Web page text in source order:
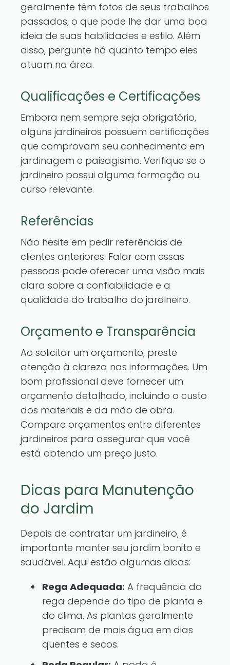
geralmente têm fotos de seus trabalhos
passados, o que pode lhe dar uma boa
ideia de suas habilidades e estilo. Além
disso, pergunte há quanto tempo eles
atuam na área.
Qualificações e Certificações
Embora nem sempre seja obrigatório,
alguns jardineiros possuem certificações
que comprovam seu conhecimento em
jardinagem e paisagismo. Verifique se o
jardineiro possui alguma formação ou
curso relevante.
Referências
Não hesite em pedir referências de
clientes anteriores. Falar com essas
pessoas pode oferecer uma visão mais
clara sobre a confiabilidade e a
qualidade do trabalho do jardineiro.
Orçamento e Transparência
Ao solicitar um orçamento, preste
atenção à clareza nas informações. Um
bom profissional deve fornecer um
orçamento detalhado, incluindo o custo
dos materiais e da mão de obra.
Compare orçamentos entre diferentes
jardineiros para assegurar que você
está obtendo um preço justo.
Dicas para Manutenção
do Jardim
Depois de contratar um jardineiro, é
importante manter seu jardim bonito e
saudável. Aqui estão algumas dicas:
Rega Adequada: A frequência da
rega depende do tipo de planta e
do clima. As plantas geralmente
precisam de mais água em dias
quentes e secos.